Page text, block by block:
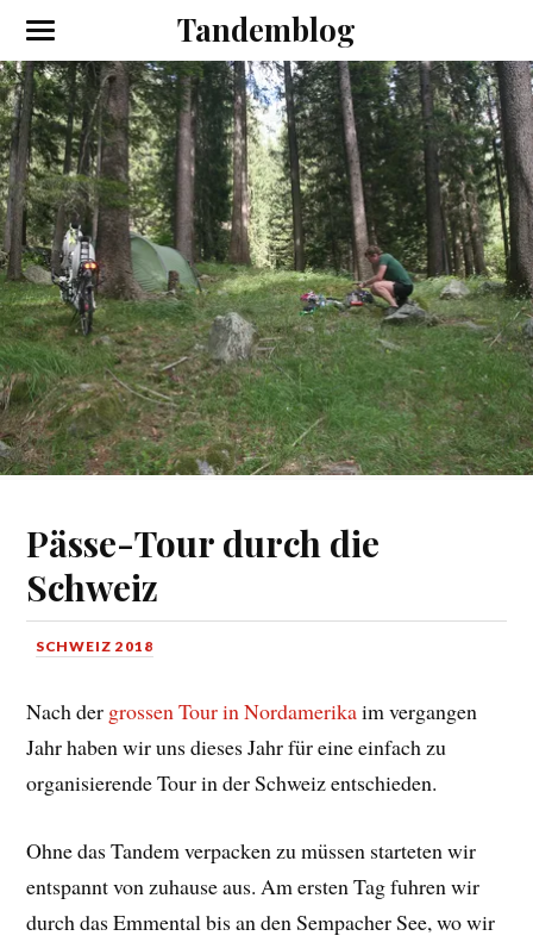
Tandemblog
Pässe-Tour durch die
Schweiz
SCHWEIZ 2018
Nach der grossen Tour in Nordamerikaim vergangen
Jahr haben wir uns dieses Jahr für eine einfach zu
organisierende Tour in der Schweiz entschieden.
Ohne das Tandem verpacken zu müssen starteten wir
entspannt von zuhause aus. Am ersten Tag fuhren wir
durch das Emmental bis an den Sempacher See, wo wir